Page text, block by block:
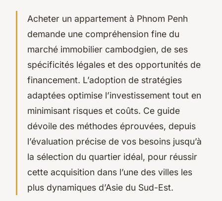
Acheter un appartement à Phnom Penh
demande une compréhension fine du
marché immobilier cambodgien, de ses
spécificités légales et des opportunités de
financement. L’adoption de stratégies
adaptées optimise l’investissement tout en
minimisant risques et coûts. Ce guide
dévoile des méthodes éprouvées, depuis
l’évaluation précise de vos besoins jusqu’à
la sélection du quartier idéal, pour réussir
cette acquisition dans l’une des villes les
plus dynamiques d’Asie du Sud-Est.